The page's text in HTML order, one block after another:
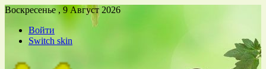
Воскресенье , 9 Август 2026
Войти
Switch skin